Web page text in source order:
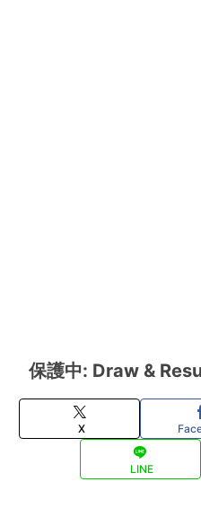
保護中: Draw &
X
LINE